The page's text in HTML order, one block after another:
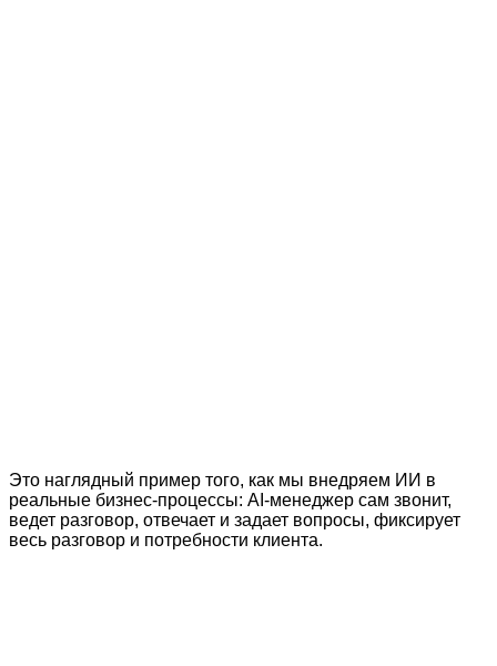
Это наглядный пример того, как мы внедряем ИИ в
реальные бизнес-процессы: AI-менеджер сам звонит,
ведет разговор, отвечает и задает вопросы, фиксирует
весь разговор и потребности клиента.